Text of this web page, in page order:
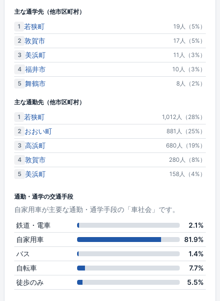
主な通学先（他市区町村）
1 若狭町
19人（5%）
2 敦賀市
17人（5%）
3 美浜町
11人（3%）
4 福井市
10人（3%）
5 舞鶴市 8人（2%）
主な通勤先（他市区町村）
1 若狭町
1,012人（28%）
2 おおい町
881人（25%）
3 高浜町
680人（19%）
4 敦賀市
280人（8%）
5 美浜町 158人（4%）
通勤・通学の交通手段
自家用車が主要な通勤・通学手段の「車社会」です。
鉄道・電車
2.1%
自家用車
81.9%
バス
1.4%
自転車
7.7%
徒歩のみ
5.5%